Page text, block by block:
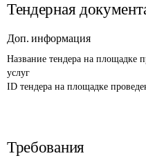
Тендерная
Доп. информация
Название тендера на площадке
услуг
ID тендера на площадке
Требования